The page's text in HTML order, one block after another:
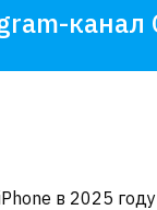
канал
в 2025